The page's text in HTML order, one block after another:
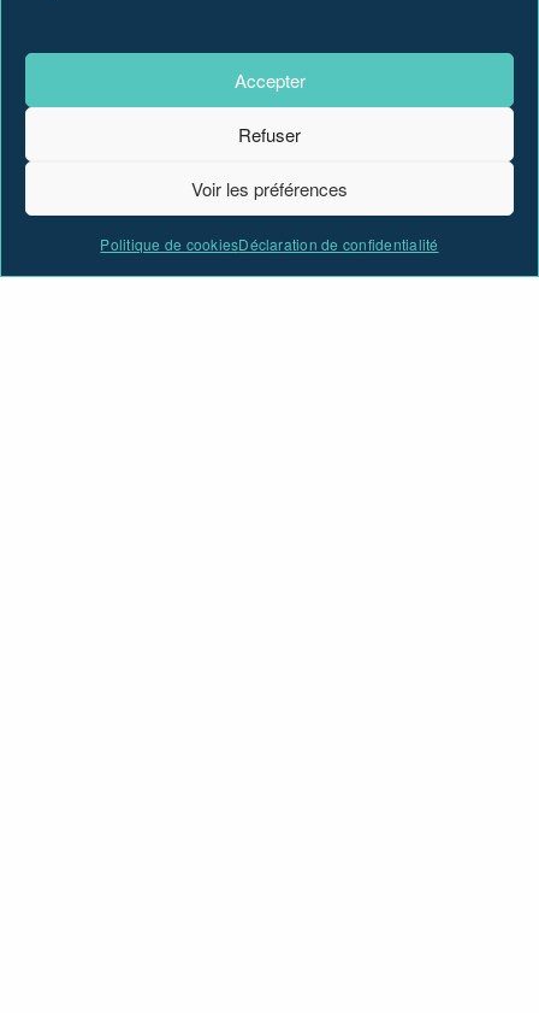
Accepter
Refuser
Voir les préférences
Politique de cookiesDéclaration de confidentialité